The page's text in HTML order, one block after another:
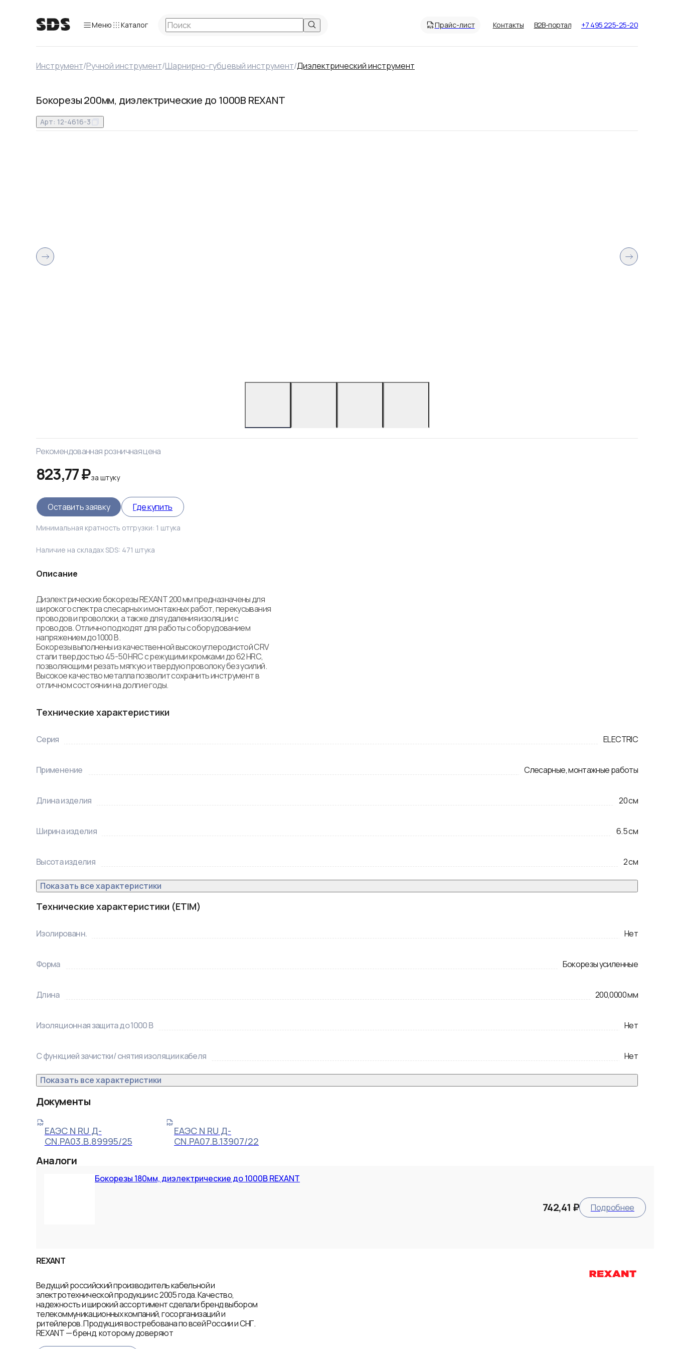
Меню Каталог Прайс-лист Контакты B2B-портал +7 495 225-25-20
Инструмент/Ручной инструмент/Шарнирно-губцевый инструмент/Диэлектрический инструмент
Бокорезы 200мм, диэлектрические до 1000В REXANT
Арт: 12-4616-3
Рекомендованная розничная цена
823,77 ₽за штуку
Оставить заявку Где купить
Минимальная кратность отгрузки: 1 штука
Наличие на складах SDS: 471 штука
Описание
Диэлектрические бокорезы REXANT 200 мм предназначены для
широкого спектра слесарных и монтажных работ, перекусывания
проводов и проволоки, а также для удаления изоляции с
проводов. Отлично подходят для работы с оборудованием
напряжением до 1000 В.
Бокорезы выполнены из качественной высокоуглеродистой CRV
стали твердостью 45-50 HRC с режущими кромками до 62 HRС,
позволяющими резать мягкую и твердую проволоку без усилий.
Высокое качество металла позволит сохранить инструмент в
отличном состоянии на долгие годы.
Технические характеристики
Серия ELECTRIC
Применение Слесарные, монтажные работы
Длина изделия 20см
Ширина изделия 6.5см
Высота изделия 2см
Показать все характеристики
Технические характеристики (ETIM)
Изолированн. Нет
Форма Бокорезы усиленные
Длина 200,0000мм
Изоляционная защита до 1000 В Нет
С функцией зачистки/ снятия изоляции кабеля Нет
Показать все характеристики
Документы
ЕАЭС N RU Д-
CN.РА03.В.89995/25
ЕАЭС N RU Д-
CN.РА07.В.13907/22
Аналоги
Бокорезы 180мм, диэлектрические до 1000В REXANT
742,41 ₽ Подробнее
REXANT
Ведущий российский производитель кабельной и
электротехнической продукции с 2005 года. Качество,
надежность и широкий ассортимент сделали бренд выбором
телекоммуникационных компаний, госорганизаций и
ритейлеров. Продукция востребована по всей России и СНГ.
REXANT — бренд, которому доверяют